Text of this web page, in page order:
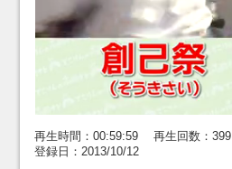
再生時間：00:59:59 再生回数：399
登録日：2013/10/12